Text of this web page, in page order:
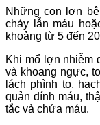
Những con lợn
chảy lẫn máu
khoảng từ 5 đến
Khi mổ lợn nhiễm
và khoang ngực,
lách phình to,
quản dính máu,
tắc và chứa máu.